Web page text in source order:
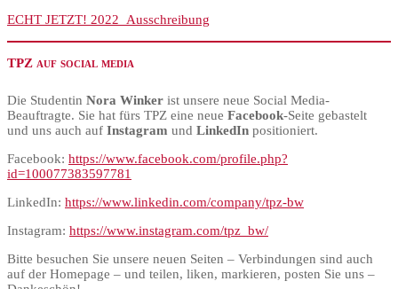
ECHT JETZT! 2022_Ausschreibung
TPZ auf social media
Die Studentin Nora Winker ist unsere neue Social Media-
Beauftragte. Sie hat fürs TPZ eine neue Facebook-Seite gebastelt
und uns auch auf Instagram und LinkedIn positioniert.
Facebook: https://www.facebook.com/profile.php?
id=100077383597781
LinkedIn: https://www.linkedin.com/company/tpz-bw
Instagram: https://www.instagram.com/tpz_bw/
Bitte besuchen Sie unsere neuen Seiten – Verbindungen sind auch
auf der Homepage – und teilen, liken, markieren, posten Sie uns –